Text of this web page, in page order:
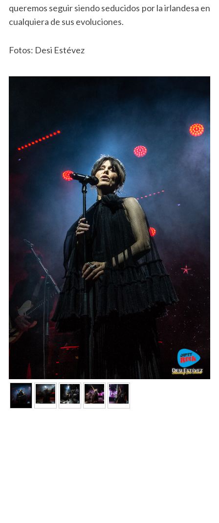
queremos seguir siendo seducidos por la irlandesa en
cualquiera de sus evoluciones.
Fotos: Desi Estévez